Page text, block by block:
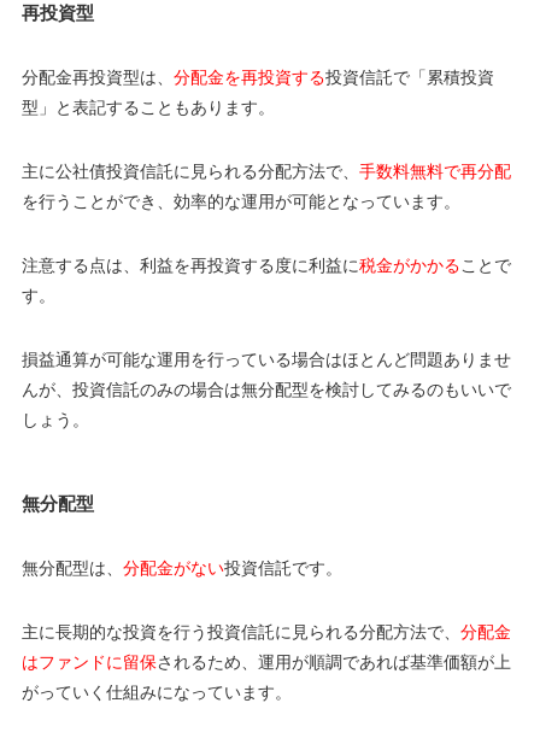
再投資型
分配金再投資型は、 分配金を再投資する投資信託で「累積投資
型」と表記することもあります。
主に公社債投資信託に見られる分配方法で、 手数料無料で再分配
を行うことができ、効率的な運用が可能となっています。
注意する点は、利益を再投資する度に利益に税金がかかることで
す。
損益通算が可能な運用を行っている場合はほとんど問題ありませ
んが、投資信託のみの場合は無分配型を検討してみるのもいいで
しょう。
無分配型
無分配型は、 分配金がない投資信託です。
主に長期的な投資を行う投資信託に見られる分配方法で、 分配金
はファンドに留保されるため、運用が順調であれば基準価額が上
がっていく仕組みになっています。